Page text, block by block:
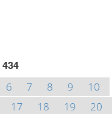
434
6 7 8 9
10
17 18 19
20